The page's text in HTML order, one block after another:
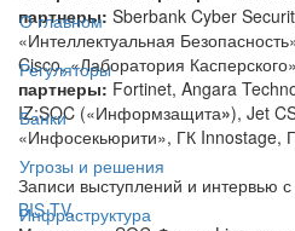
О главном
Регуляторы
Банки
Угрозы и решения
Инфраструктура
партнеры: Sberbank Cyber
«Интеллектуальная
Cisco, «Лаборатория
партнеры: Fortinet, Angara
IZ:SOC («Информзащита»), Jet
«Инфосекьюрити», ГК Innostage,
Записи выступлений и интервью
BIS TV.